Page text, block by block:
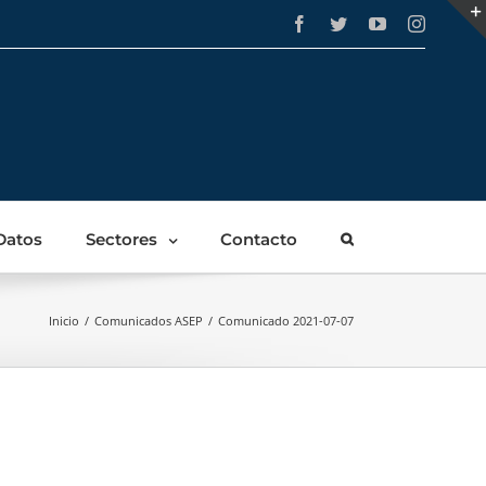
Facebook
TwitterYouTube
Sectores Contacto
Inicio / Comunicados ASEP / Comunicado 2021-07-07